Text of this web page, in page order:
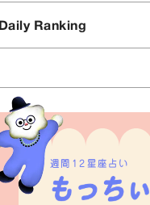
Daily Ranking
週間12星座占い